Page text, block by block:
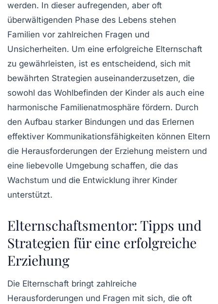
werden. In dieser aufregenden, aber oft
überwältigenden Phase des Lebens stehen
Familien vor zahlreichen Fragen und
Unsicherheiten. Um eine erfolgreiche Elternschaft
zu gewährleisten, ist es entscheidend, sich mit
bewährten Strategien auseinanderzusetzen, die
sowohl das Wohlbefinden der Kinder als auch eine
harmonische Familienatmosphäre fördern. Durch
den Aufbau starker Bindungen und das Erlernen
effektiver Kommunikationsfähigkeiten können Eltern
die Herausforderungen der Erziehung meistern und
eine liebevolle Umgebung schaffen, die das
Wachstum und die Entwicklung ihrer Kinder
unterstützt.
Elternschaftsmentor: Tipps und
Strategien für eine erfolgreiche
Erziehung
Die Elternschaft bringt zahlreiche
Herausforderungen und Fragen mit sich, die oft